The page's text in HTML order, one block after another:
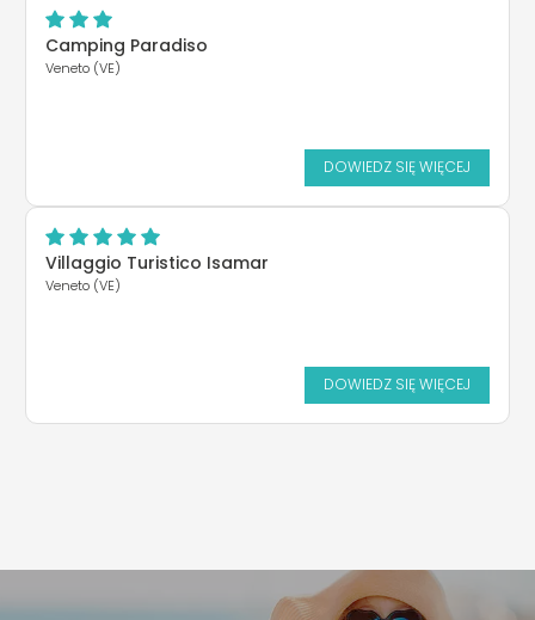
Camping Paradiso
Veneto (VE)
DOWIEDZ SIĘ WIĘCEJ
Villaggio Turistico Isamar
Veneto (VE)
DOWIEDZ SIĘ WIĘCEJ